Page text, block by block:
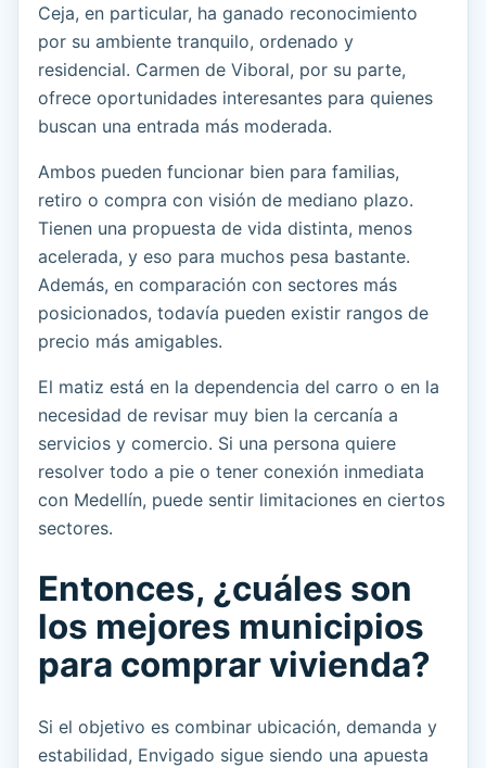
Ceja, en particular, ha ganado reconocimiento
por su ambiente tranquilo, ordenado y
residencial. Carmen de Viboral, por su parte,
ofrece oportunidades interesantes para quienes
buscan una entrada más moderada.
Ambos pueden funcionar bien para familias,
retiro o compra con visión de mediano plazo.
Tienen una propuesta de vida distinta, menos
acelerada, y eso para muchos pesa bastante.
Además, en comparación con sectores más
posicionados, todavía pueden existir rangos de
precio más amigables.
El matiz está en la dependencia del carro o en la
necesidad de revisar muy bien la cercanía a
servicios y comercio. Si una persona quiere
resolver todo a pie o tener conexión inmediata
con Medellín, puede sentir limitaciones en ciertos
sectores.
Entonces, ¿cuáles son
los mejores municipios
para comprar vivienda?
Si el objetivo es combinar ubicación, demanda y
estabilidad, Envigado sigue siendo una apuesta